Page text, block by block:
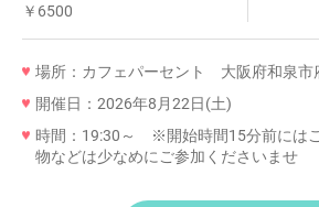
￥6500
場所：カフェパーセント 大阪府和泉市
開催日：2026年8月22日(土)
時間：19:30～ ※開始時間15分前には
物などは少なめにご参加くださいませ